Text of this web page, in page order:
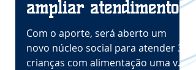
IMPOSITIVA para
ampliar atendimento
Com o aporte, será aberto um